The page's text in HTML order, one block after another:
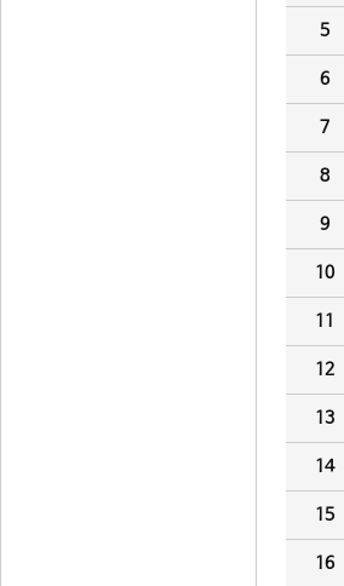
5
6
7
8
9
10
11
12
13
14
15
16